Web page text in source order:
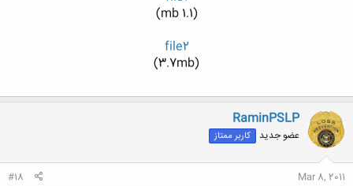
(1.1 mb)
file2
(3.7mb)
RaminPSLP
عضو جدید کاربر ممتاز
Mar 8, 2011
#18